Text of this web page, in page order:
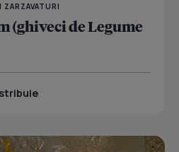
(ghiveci de Legume